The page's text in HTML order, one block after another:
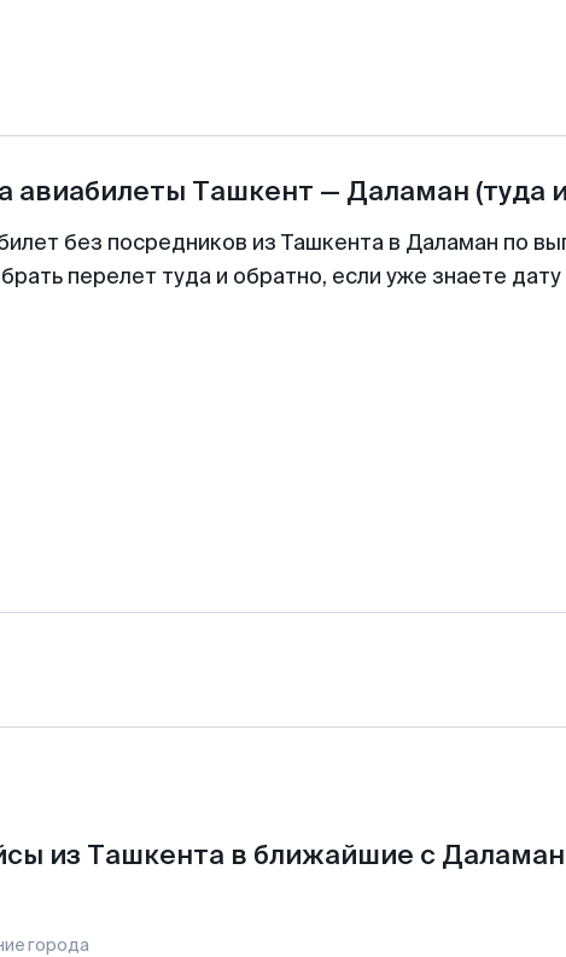
авиабилеты Ташкент — Даламан (туда
без посредников из Ташкента в Даламан по
перелет туда и обратно, если уже знаете
из Ташкента в ближайшие с
города